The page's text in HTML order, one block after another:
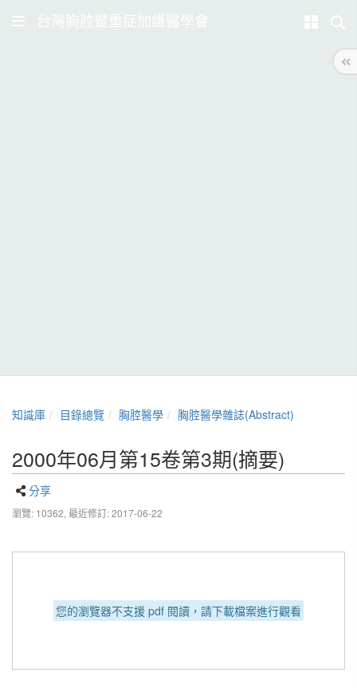
台灣胸腔暨重症加護醫學會
知識庫 目錄總覽 胸腔醫學 胸腔醫學雜誌(Abstract)
2000年06月第15卷第3期(摘要)
分享
瀏覽: 10362, 最近修訂: 2017-06-22
您的瀏覽器不支援 pdf 閱讀，請下載檔案進行觀看